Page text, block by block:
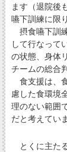
ます（退院後
嚥下訓練に限
摂食嚥下訓
して行なって
の状態、身体
チームの総合
食支援は、
慮した食環境
理のない範囲
だと考えてい
とくに主た